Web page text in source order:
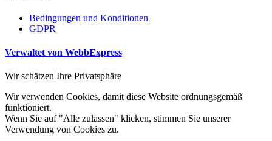
Bedingungen und Konditionen
GDPR
Verwaltet von WebbExpress
Wir schätzen Ihre Privatsphäre
Wir verwenden Cookies, damit diese Website ordnungsgemäß
funktioniert.
Wenn Sie auf "Alle zulassen" klicken, stimmen Sie unserer
Verwendung von Cookies zu.